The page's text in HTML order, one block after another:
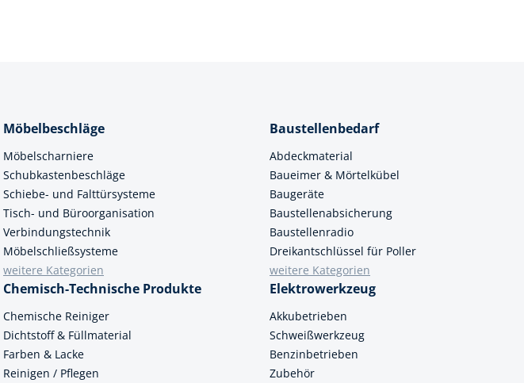
Möbelbeschläge
Möbelscharniere
Schubkastenbeschläge
Schiebe- und Falttürsysteme
Tisch- und Büroorganisation
Verbindungstechnik
Möbelschließsysteme
weitere Kategorien
Baustellenbedarf
Abdeckmaterial
Baueimer & Mörtelkübel
Baugeräte
Baustellenabsicherung
Baustellenradio
Dreikantschlüssel für Poller
weitere Kategorien
Chemisch-Technische Produkte
Chemische Reiniger
Dichtstoff & Füllmaterial
Farben & Lacke
Reinigen / Pflegen
Elektrowerkzeug
Akkubetrieben
Schweißwerkzeug
Benzinbetrieben
Zubehör